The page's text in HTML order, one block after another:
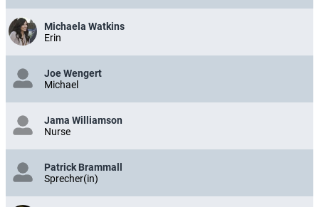
Michaela Watkins
Erin
Joe Wengert
Michael
Jama Williamson
Nurse
Patrick Brammall
Sprecher(in)